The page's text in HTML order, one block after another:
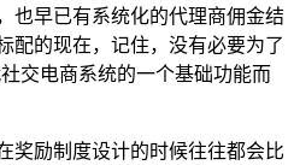
也早已有系统化的代理商佣金结
配的现在，记住，没有必要为了
交电商系统的一个基础功能而
励制度设计的时候往往都会比